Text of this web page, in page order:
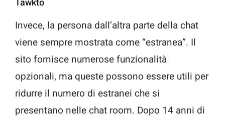
Tawkto
Invece, la persona dall’altra parte della chat
viene sempre mostrata come “estranea”. Il
sito fornisce numerose funzionalità
opzionali, ma queste possono essere utili per
ridurre il numero di estranei che si
presentano nelle chat room. Dopo 14 anni di